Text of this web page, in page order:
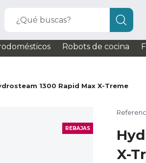
¿Qué buscas?
Robots de cocina
1300 Rapid Max X-Treme
REBAJAS
X-